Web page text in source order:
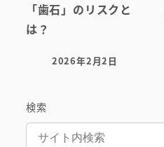
「歯石」のリスクと
は？
投稿日
2026年2月2日
検索